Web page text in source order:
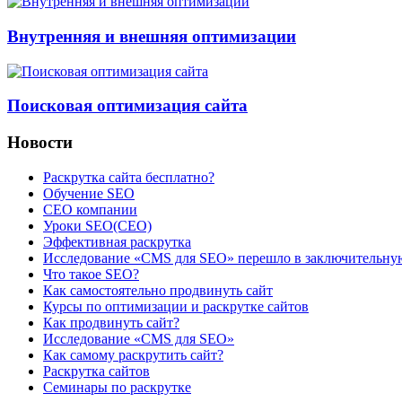
Внутренняя и внешняя оптимизации
Поисковая оптимизация сайта
Новости
Раскрутка сайта бесплатно?
Обучение SEO
CEO компании
Уроки SEO(СЕО)
Эффективная раскрутка
Исследование «CMS для SEO» перешло в
Что такое SEO?
Как самостоятельно продвинуть сайт
Курсы по оптимизации и раскрутке сайтов
Как продвинуть сайт?
Исследование «CMS для SEO»
Как самому раскрутить сайт?
Раскрутка сайтов
Семинары по раскрутке